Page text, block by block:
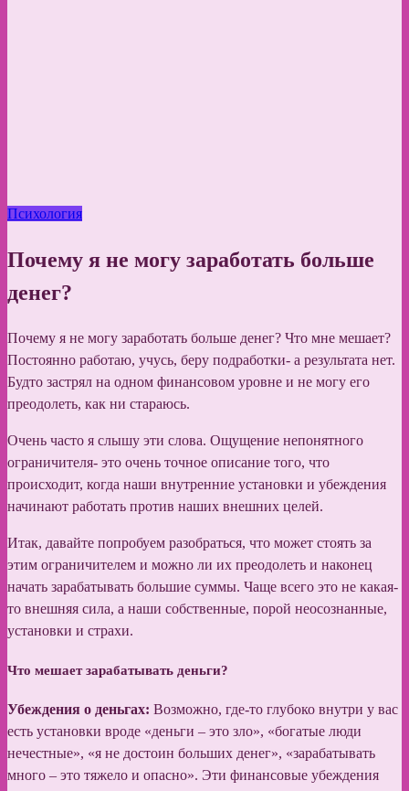
Психология
Почему я не могу заработать больше
денег?
Почему я не могу заработать больше денег? Что мне мешает?
Постоянно работаю, учусь, беру подработки- а результата нет.
Будто застрял на одном финансовом уровне и не могу его
преодолеть, как ни стараюсь.
Очень часто я слышу эти слова. Ощущение непонятного
ограничителя- это очень точное описание того, что
происходит, когда наши внутренние установки и убеждения
начинают работать против наших внешних целей.
Итак, давайте попробуем разобраться, что может стоять за
этим ограничителем и можно ли их преодолеть и наконец
начать зарабатывать большие суммы. Чаще всего это не какая-
то внешняя сила, а наши собственные, порой неосознанные,
установки и страхи.
Что мешает зарабатывать деньги?
Убеждения о деньгах: Возможно, где-то глубоко внутри у вас
есть установки вроде «деньги – это зло», «богатые люди
нечестные», «я не достоин больших денег», «зарабатывать
много – это тяжело и опасно». Эти финансовые убеждения